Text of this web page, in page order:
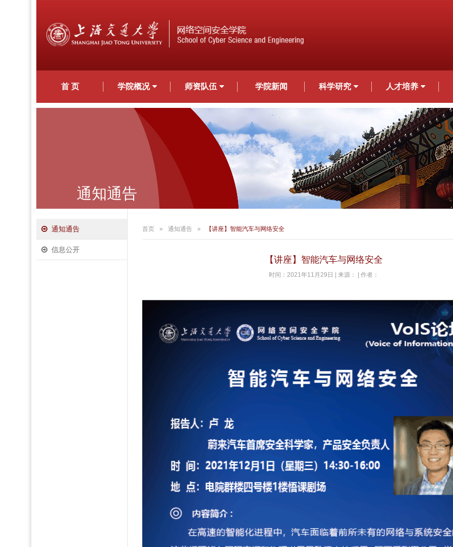
首 页 学院概况 师资队伍 学院新闻 科学研究 人才培养
通知通告
通知通告
信息公开
首页 » 通知通告 » 【讲座】智能汽车与网络安全
【讲座】智能汽车与网络安全
时间：2021年11月29日 | 来源： | 作者：